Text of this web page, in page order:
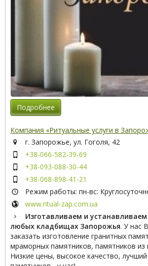
Подробнее
Компания «Ритуальные услуги в
г. Запорожье, ул. Гоголя, 42
+38-066-582-39-69
+38-093-088-30-44
+38-068-898-41-21
Режим работы: пн-вс:
www.ritual-zap.com.ua
Изготавливаем и
любых кладбищах Запорожья. У нас
заказать изготовление гранитных
мраморных памятников, памятников из
Низкие цены, высокое качество, лучший